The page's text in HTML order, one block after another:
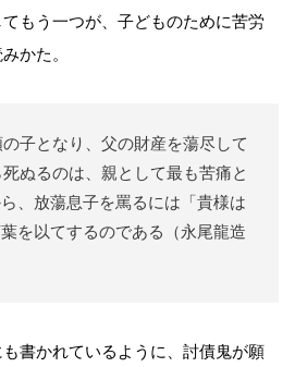
もう一つが、子どものために苦労
かた。
子となり、父の財産を蕩尽して
ぬるのは、親として最も苦痛と
、放蕩息子を罵るには「貴様は
を以てするのである（永尾龍造
書かれているように、討債鬼が願